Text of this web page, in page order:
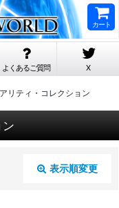
カート
よくあるご質問 X
リティ・コレクション
表示順変更